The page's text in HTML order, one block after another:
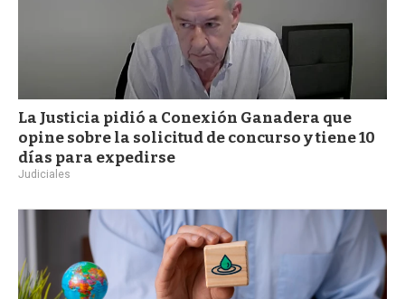
La Justicia pidió a Conexión Ganadera que
opine sobre la solicitud de concurso y tiene 10
días para expedirse
Judiciales